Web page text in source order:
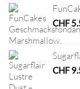
CHF
CHF